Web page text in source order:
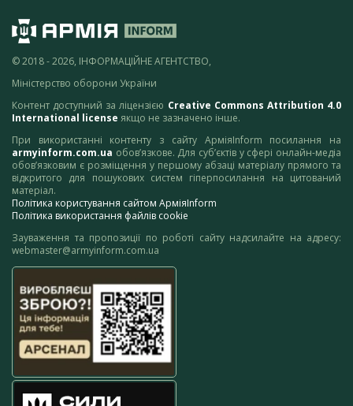
© 2018 - 2026, ІНФОРМАЦІЙНЕ АГЕНТСТВО,
Міністерство оборони України
Контент доступний за ліцензією Creative Commons Attribution 4.0
International license якщо не зазначено інше.
При використанні контенту з сайту АрміяInform посилання на
armyinform.com.ua обов’язкове. Для суб’єктів у сфері онлайн-медіа
обов’язковим є розміщення у першому абзаці матеріалу прямого та
відкритого для пошукових систем гіперпосилання на цитований
матеріал.
Політика користування сайтом АрміяInform
Політика використання файлів cookie
Зауваження та пропозиції по роботі сайту надсилайте на адресу:
webmaster@armyinform.com.ua